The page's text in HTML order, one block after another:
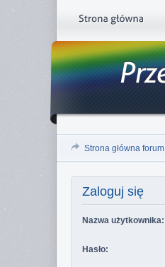
Strona główna forum
Zaloguj się
Nazwa użytkownika:
Hasło: